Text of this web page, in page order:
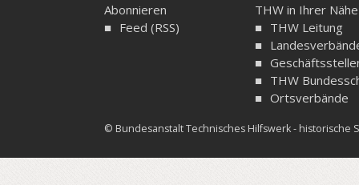
Abonnieren
Feed (RSS)
THW in Ihrer Nähe
THW Leitung
THW
Ortsverbände
© Bundesanstalt Technisches Hilfswerk - historische